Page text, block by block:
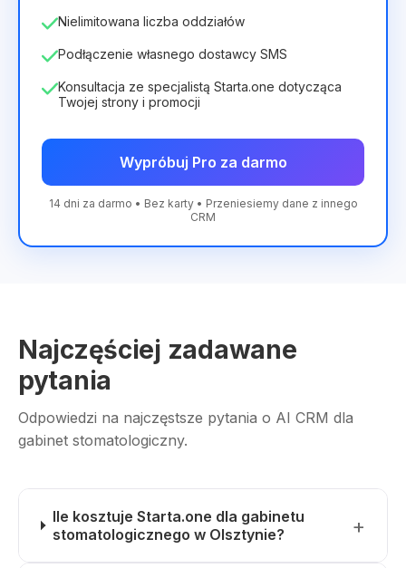
Nielimitowana liczba oddziałów
Podłączenie własnego dostawcy SMS
Konsultacja ze specjalistą Starta.one dotycząca
Twojej strony i promocji
Wypróbuj Pro za darmo
14 dni za darmo • Bez karty • Przeniesiemy dane z innego
CRM
Najczęściej zadawane
pytania
Odpowiedzi na najczęstsze pytania o AI CRM dla
gabinet stomatologiczny.
Ile kosztuje Starta.one dla gabinetu
stomatologicznego w Olsztynie?